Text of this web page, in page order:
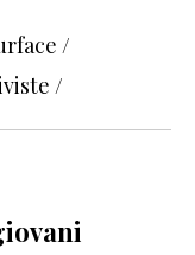
/
/